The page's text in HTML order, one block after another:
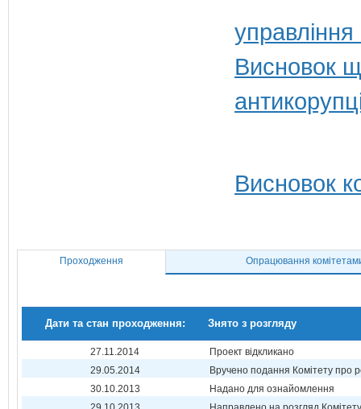
Висновок
Висновок
Проходження Опрацювання
Дати та стан проходження: Знято з розгляду
27.11.2014
Проект відкликано
29.05.2014
Вручено подання Комітету про
30.10.2013
Надано для ознайомлення